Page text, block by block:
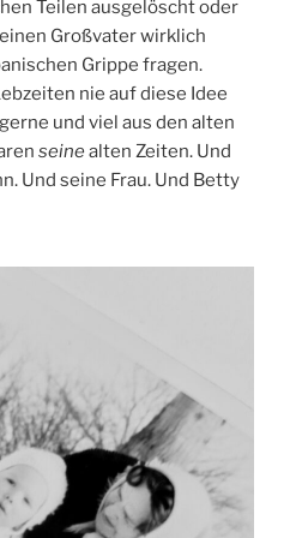
Teilen ausgelöscht oder
Großvater wirklich
Grippe fragen.
nie auf diese Idee
und viel aus den alten
seinealten Zeiten. Und
Und seine Frau. Und Betty